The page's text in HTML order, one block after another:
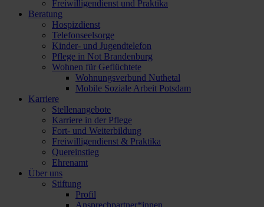
Freiwilligendienst und Praktika
Beratung
Hospizdienst
Telefonseelsorge
Kinder- und Jugendtelefon
Pflege in Not Brandenburg
Wohnen für Geflüchtete
Wohnungsverbund Nuthetal
Mobile Soziale Arbeit Potsdam
Karriere
Stellenangebote
Karriere in der Pflege
Fort- und Weiterbildung
Freiwilligendienst & Praktika
Quereinstieg
Ehrenamt
Über uns
Stiftung
Profil
Ansprechpartner*innen